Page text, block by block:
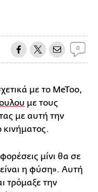
0
με το MeToo,
με τους
με αυτή την
μίνι θα σε
η φύση». Αυτή
τρόμαξε την